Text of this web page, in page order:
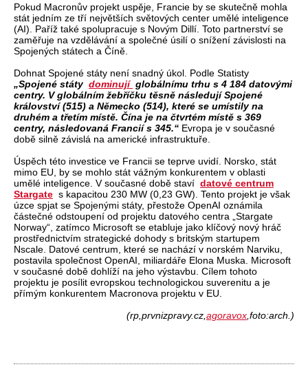
Pokud Macronův projekt uspěje, Francie by se skutečně mohla
stát jedním ze tří největších světových center umělé inteligence
(AI). Paříž také spolupracuje s Novým Dillí. Toto partnerství se
zaměřuje na vzdělávání a společné úsilí o snížení závislosti na
Spojených státech a Číně.
Dohnat Spojené státy není snadný úkol. Podle Statisty
„Spojené státy dominují globálnímu trhu s 4 184 datovými
centry. V globálním žebříčku těsně následují Spojené
království (515) a Německo (514), které se umístily na
druhém a třetím místě. Čína je na čtvrtém místě s 369
centry, následovaná Francií s 345.“ Evropa je v současné
době silně závislá na americké infrastruktuře.
Úspěch této investice ve Francii se teprve uvidí. Norsko, stát
mimo EU, by se mohlo stát vážným konkurentem v oblasti
umělé inteligence. V současné době staví datové centrum
Stargate s kapacitou 230 MW (0,23 GW). Tento projekt je však
úzce spjat se Spojenými státy, přestože OpenAI oznámila
částečné odstoupení od projektu datového centra „Stargate
Norway“, zatímco Microsoft se etabluje jako klíčový nový hráč
prostřednictvím strategické dohody s britským startupem
Nscale. Datové centrum, které se nachází v norském Narviku,
postavila společnost OpenAI, miliardáře Elona Muska. Microsoft
v současné době dohlíží na jeho výstavbu. Cílem tohoto
projektu je posílit evropskou technologickou suverenitu a je
přímým konkurentem Macronova projektu v EU.
(rp,prvnizpravy.cz, agoravox ,foto:arch.)